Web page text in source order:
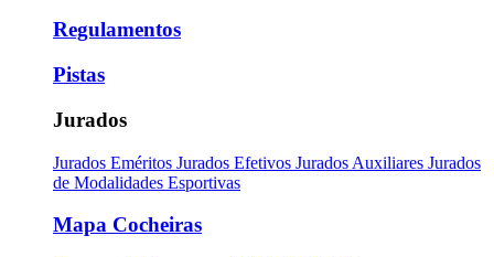
Regulamentos
Pistas
Jurados
Jurados Eméritos Jurados Efetivos Jurados Auxiliares Jurados
de Modalidades Esportivas
Mapa Cocheiras